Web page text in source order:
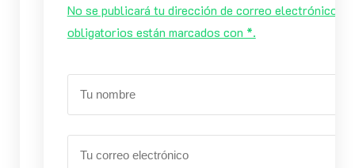
No se publicará tu dirección de correo electrónico.
obligatorios están marcados con *.